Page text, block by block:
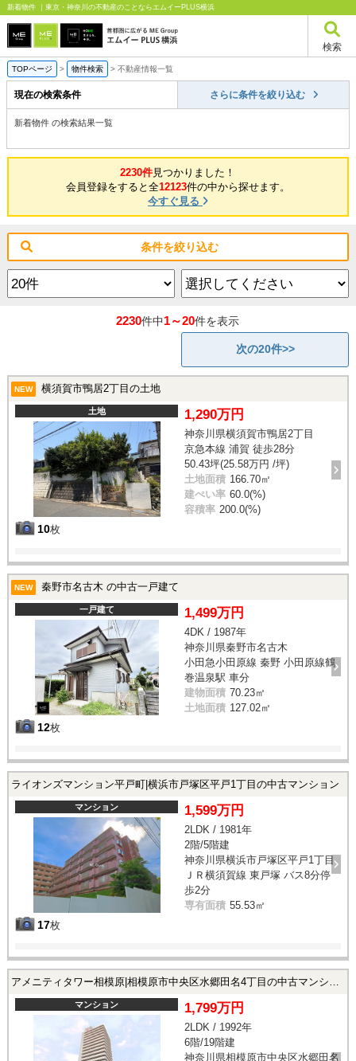
新着物件 ｜東京・神奈川の不動産のことならエムイーPLUS横浜
検索
TOPページ > 物件検索 > 不動産情報一覧
現在の検索条件 さらに条件を絞り込む
新着物件 の検索結果一覧
2230件見つかりました！
会員登録をすると全12123件の中から探せます。
今すぐ見る
条件を絞り込む
2230件中1～20件を表示
次の20件>>
NEW 横須賀市鴨居2丁目の土地
土地
10枚
1,290万円
神奈川県横須賀市鴨居2丁目
京急本線 浦賀 徒歩28分
50.43坪(25.58万円 /坪)
土地面積 166.70㎡
建ぺい率 60.0(%)
容積率 200.0(%)
NEW 秦野市名古木 の中古一戸建て
一戸建て
12枚
1,499万円
4DK / 1987年
神奈川県秦野市名古木
小田急小田原線 秦野 小田原線鶴
巻温泉駅 車分
建物面積 70.23㎡
土地面積 127.02㎡
ライオンズマンション平戸町|横浜市戸塚区平戸1丁目の中古マンション
マンション
17枚
1,599万円
2LDK / 1981年
2階/5階建
神奈川県横浜市戸塚区平戸1丁目
ＪＲ横須賀線 東戸塚 バス8分停
歩2分
専有面積 55.53㎡
マンション 1,799万円
2LDK / 1992年
6階/19階建
神奈川県相模原市中央区水郷田名